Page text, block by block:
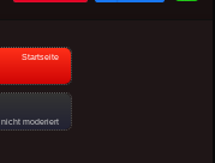
Startseite
nicht moderiert